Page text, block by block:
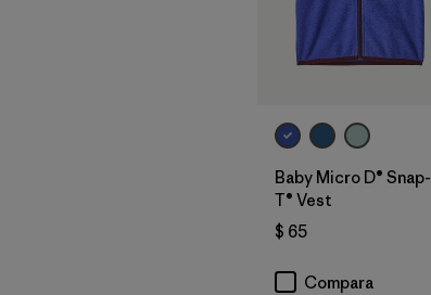
Baby Micro D® Snap-
T® Vest
$ 65
Compara